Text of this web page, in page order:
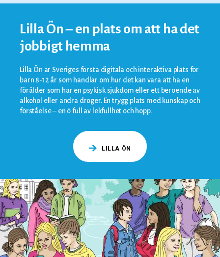
Lilla Ön – en plats om att ha det
jobbigt hemma
Lilla Ön är Sveriges första digitala och interaktiva plats för
barn 8-12 år som handlar om hur det kan vara att ha en
förälder som har en psykisk sjukdom eller ett beroende av
alkohol eller andra droger. En trygg plats med kunskap och
förståelse – en ö full av lekfullhet och hopp.
LILLA ÖN